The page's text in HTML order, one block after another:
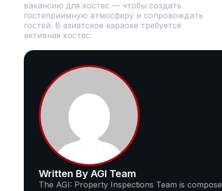
вакансию для хостес — чтобы создать
гостеприимную атмосферу и сопровождать
гостей. В азиатское караоке требуется
активная хостес.
Written By AGI Team
The AGI: Property Inspections Team is